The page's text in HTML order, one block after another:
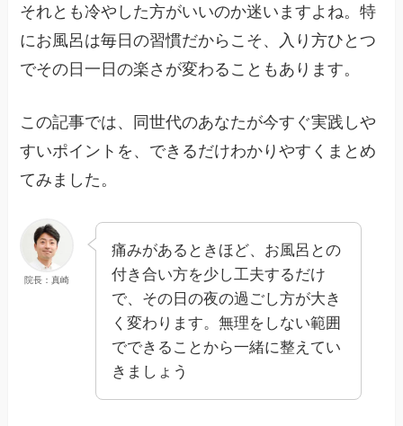
それとも冷やした方がいいのか迷いますよね。特
にお風呂は毎日の習慣だからこそ、入り方ひとつ
でその日一日の楽さが変わることもあります。
この記事では、同世代のあなたが今すぐ実践しや
すいポイントを、できるだけわかりやすくまとめ
てみました。
院長：真崎
痛みがあるときほど、お風呂との
付き合い方を少し工夫するだけ
で、その日の夜の過ごし方が大き
く変わります。無理をしない範囲
でできることから一緒に整えてい
きましょう